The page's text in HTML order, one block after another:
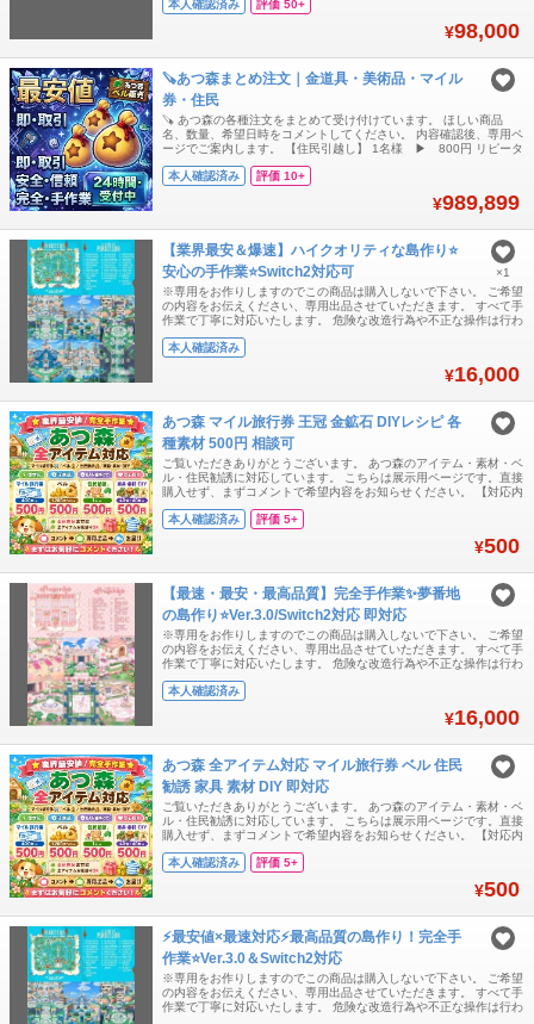
らかいもくざい➢かたいもくざい➢もくざい➢ねんど➢いし➢ ❤
本人確認済み 評価 50+
¥98,000
🪚あつ森まとめ注文｜金道具・美術品・マイル
券・住民
🪚 あつ森の各種注文をまとめて受け付けています。 ほしい商品
名、数量、希望日時をコメントしてください。 内容確認後、専用ペ
ージでご案内します。 【住民引越し】 1名様 ▶︎ 800円 リピータ
持amiiboは呼び出しにお時間をいただきます 【ベル卸売り】 1000
本人確認済み 評価 10+
¥989,899
【業界最安＆爆速】ハイクオリティな島作り⭐
安心の手作業⭐Switch2対応可
※専用をお作りしますのでこの商品は購入しないで下さい。 ご希望
の内容をお伝えください、専用出品させていただきます。 すべて手
作業で丁寧に対応いたします。 危険な改造行為や不正な操作は行わ
スクのある作業は一切いたしません。 日本のお客様にも安心してご
本人確認済み
¥16,000
×1
あつ森 マイル旅行券 王冠 金鉱石 DIYレシピ 各
種素材 500円 相談可
ご覧いただきありがとうございます。 あつ森のアイテム・素材・ベ
ル・住民勧誘に対応しています。 こちらは展示用ページです。直接
購入せず、まずコメントで希望内容をお知らせください。 【対応内
ピ ・家具 / 服 / 植物など各種アイテム ・住民勧誘 【基本メニュ
本人確認済み 評価 5+
¥500
【最速・最安・最高品質】完全手作業✨夢番地
の島作り⭐Ver.3.0/Switch2対応 即対応
※専用をお作りしますのでこの商品は購入しないで下さい。 ご希望
の内容をお伝えください、専用出品させていただきます。 すべて手
作業で丁寧に対応いたします。 危険な改造行為や不正な操作は行わ
スクのある作業は一切いたしません。 日本のお客様にも安心してご
本人確認済み
¥16,000
あつ森 全アイテム対応 マイル旅行券 ベル 住民
勧誘 家具 素材 DIY 即対応
ご覧いただきありがとうございます。 あつ森のアイテム・素材・ベ
ル・住民勧誘に対応しています。 こちらは展示用ページです。直接
購入せず、まずコメントで希望内容をお知らせください。 【対応内
ピ ・家具 / 服 / 植物など各種アイテム ・住民勧誘 【基本メニュ
本人確認済み 評価 5+
¥500
⚡最安値×最速対応⚡最高品質の島作り！完全手
作業⭐Ver.3.0＆Switch2対応
※専用をお作りしますのでこの商品は購入しないで下さい。 ご希望
の内容をお伝えください、専用出品させていただきます。 すべて手
作業で丁寧に対応いたします。 危険な改造行為や不正な操作は行わ